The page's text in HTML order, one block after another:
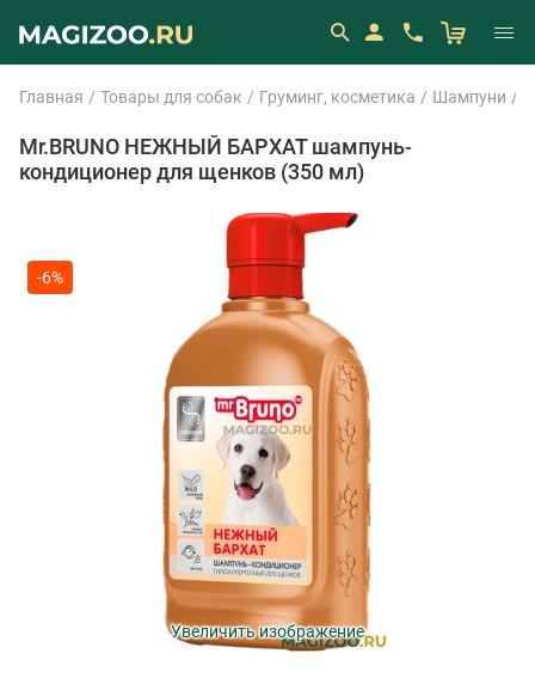
Главная Товары для собак Груминг, косметика Шампуни
Mr.BRUNO НЕЖНЫЙ БАРХАТ шампунь-
кондиционер для щенков (350 мл)
-6%
Увеличить изображение